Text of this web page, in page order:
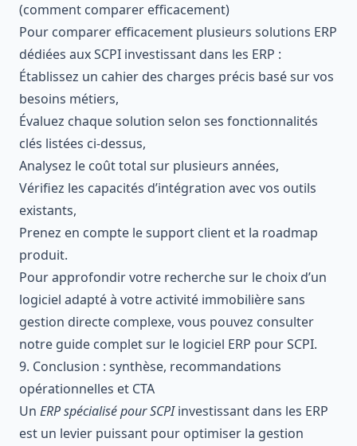
(comment comparer efficacement)
Pour comparer efficacement plusieurs solutions ERP
dédiées aux SCPI investissant dans les ERP :
Établissez un cahier des charges précis basé sur vos
besoins métiers,
Évaluez chaque solution selon ses fonctionnalités
clés listées ci-dessus,
Analysez le coût total sur plusieurs années,
Vérifiez les capacités d’intégration avec vos outils
existants,
Prenez en compte le support client et la roadmap
produit.
Pour approfondir votre recherche sur le choix d’un
logiciel adapté à votre activité immobilière sans
gestion directe complexe, vous pouvez consulter
notre guide complet sur le logiciel ERP pour SCPI.
9. Conclusion : synthèse, recommandations
opérationnelles et CTA
Un ERP spécialisé pour SCPIinvestissant dans les ERP
est un levier puissant pour optimiser la gestion